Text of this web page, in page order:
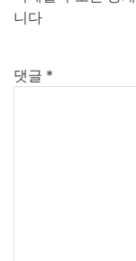
니다
댓글 *